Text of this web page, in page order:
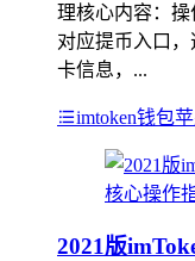
理核心内容：
对应提币入口
卡信息，...
imtoken钱包
2021版